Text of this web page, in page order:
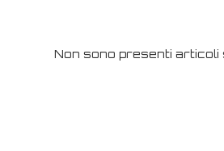
Non sono presenti articoli